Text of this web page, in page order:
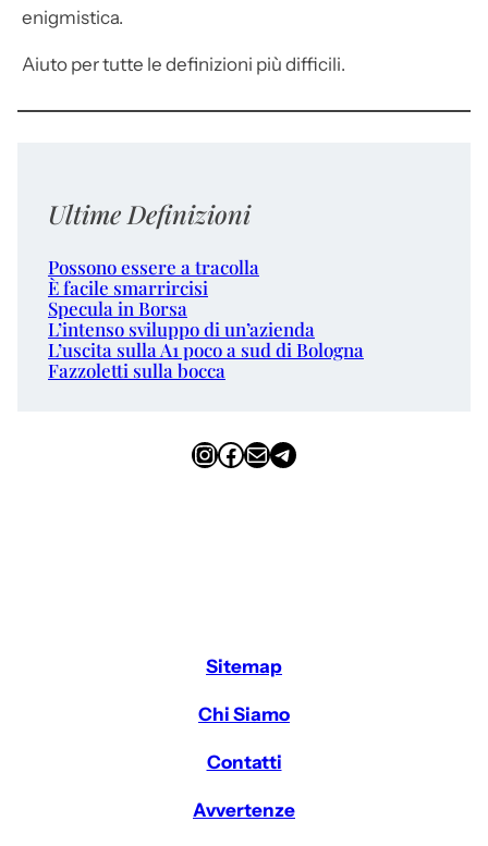
enigmistica.
Aiuto per tutte le definizioni più difficili.
Ultime Definizioni
Possono essere a tracolla
È facile smarrircisi
Specula in Borsa
L’intenso sviluppo di un’azienda
L’uscita sulla A1 poco a sud di Bologna
Fazzoletti sulla bocca
InstagramFacebook Email Telegram
Sitemap
Chi Siamo
Contatti
Avvertenze